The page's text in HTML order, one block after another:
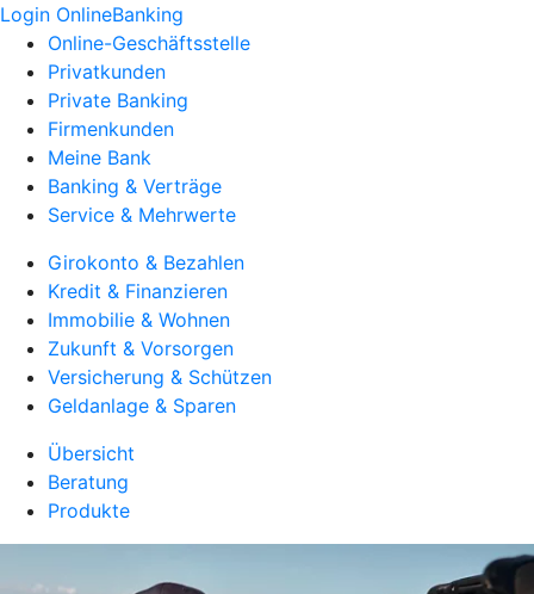
Login OnlineBanking
Online-Geschäftsstelle
Privatkunden
Private Banking
Firmenkunden
Meine Bank
Banking & Verträge
Service & Mehrwerte
Girokonto & Bezahlen
Kredit & Finanzieren
Immobilie & Wohnen
Zukunft & Vorsorgen
Versicherung & Schützen
Geldanlage & Sparen
Übersicht
Beratung
Produkte